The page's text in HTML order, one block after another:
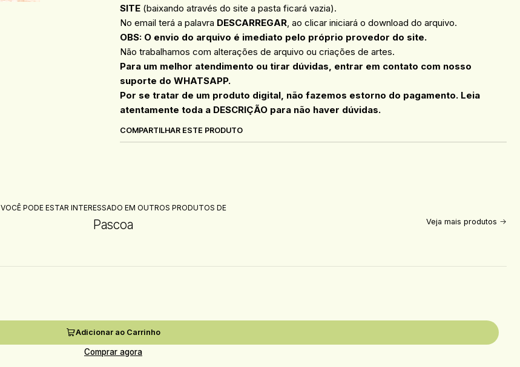
SITE (baixando através do site a pasta ficará vazia).
No email terá a palavra DESCARREGAR , ao clicar iniciará o download do arquivo.
OBS: O envio do arquivo é imediato pelo próprio provedor do site.
Não trabalhamos com alterações de arquivo ou criações de artes.
Para um melhor atendimento ou tirar dúvidas, entrar em contato com nosso
suporte do WHATSAPP.
Por se tratar de um produto digital, não fazemos estorno do pagamento. Leia
atentamente toda a DESCRIÇÃO para não haver dúvidas.
COMPARTILHAR ESTE PRODUTO
VOCÊ PODE ESTAR INTERESSADO EM OUTROS PRODUTOS DE
Pascoa Veja mais produtos
Adicionar ao Carrinho
Comprar agora